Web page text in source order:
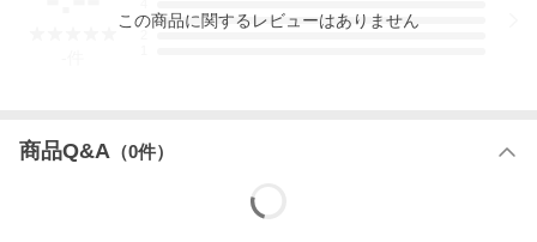
3
この商品に関するレビューはありません
商品Q&A （0件）